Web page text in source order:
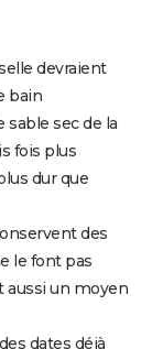
devraient
bain
sable sec de la
fois plus
dur que
des
le font pas
aussi un moyen
dates déjà